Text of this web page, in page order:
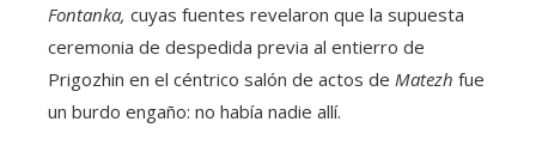
Fontanka, cuyas fuentes revelaron que la supuesta
ceremonia de despedida previa al entierro de
Prigozhin en el céntrico salón de actos de Matezh fue
un burdo engaño: no había nadie allí.